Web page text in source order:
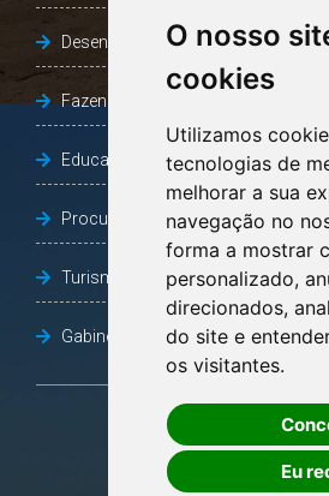
O nosso
cookies
Utilizamos
tecnologias de
melhorar a sua
navegação no
forma a mostrar
personalizado,
direcionados,
do site e
os visitantes.
Eu
Desenvolvimento Social
Fazenda e Desenvolvimento
Educação
Procuradoria Geral do Município
Turismo, Desporto e Cultura
Gabinete Vice-Prefeito